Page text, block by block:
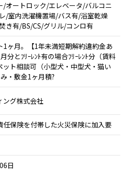
/オートロック/エレベータ/バルコニ
/室内洗濯機置場/バス有/浴室乾燥
き有/BS/CS/グリル/コンロ有
1ヶ月。【1年未満短期解約違約金あ
分とﾌﾘｰﾚﾝﾄ有の場合ﾌﾘｰﾚﾝﾄ分（賃料
ット相談可（小型犬・中型犬・猫い
・敷金1ヶ月積?
ング株式会社
任保険を付帯した火災保険に加入要
日